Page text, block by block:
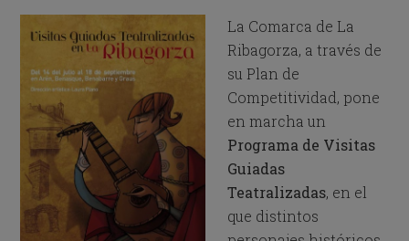
La Comarca de La
Ribagorza, a través de
su Plan de
Competitividad, pone
en marcha un
Programa de Visitas
Guiadas
Teatralizadas, en el
que distintos